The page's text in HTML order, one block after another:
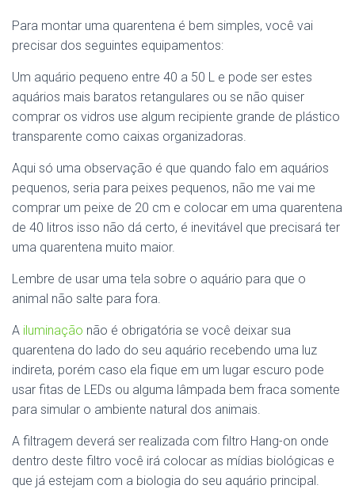
Para montar uma quarentena é bem simples, você vai
precisar dos seguintes equipamentos:
Um aquário pequeno entre 40 a 50 L e pode ser estes
aquários mais baratos retangulares ou se não quiser
comprar os vidros use algum recipiente grande de plástico
transparente como caixas organizadoras.
Aqui só uma observação é que quando falo em aquários
pequenos, seria para peixes pequenos, não me vai me
comprar um peixe de 20 cm e colocar em uma quarentena
de 40 litros isso não dá certo, é inevitável que precisará ter
uma quarentena muito maior.
Lembre de usar uma tela sobre o aquário para que o
animal não salte para fora.
A iluminação não é obrigatória se você deixar sua
quarentena do lado do seu aquário recebendo uma luz
indireta, porém caso ela fique em um lugar escuro pode
usar fitas de LEDs ou alguma lâmpada bem fraca somente
para simular o ambiente natural dos animais.
A filtragem deverá ser realizada com filtro Hang-on onde
dentro deste filtro você irá colocar as mídias biológicas e
que já estejam com a biologia do seu aquário principal.